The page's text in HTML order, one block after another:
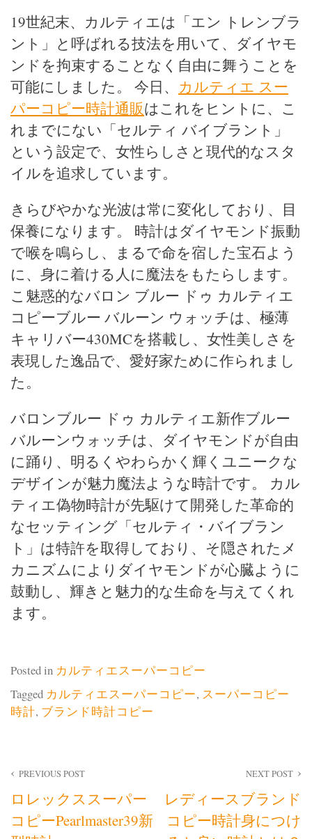
19世紀末、カルティエは「エン トレンブラ
ント」と呼ばれる技法を用いて、ダイヤモ
ンドを拘束することなく自由に舞うことを
可能にしました。 今日、 カルティエ スー
パーコピー時計通販はこれをヒントに、こ
れまでにない「セルティ バイブラント」
という設定で、女性らしさと現代的なスタ
イルを追求しています。
きらびやかな光波は常に変化しており、目
保養になります。 時計はダイヤモンド振動
で喉を鳴らし、まるで命を宿した宝石よう
に、身に着ける人に魔法をもたらします。
こ魅惑的なバロン ブルー ドゥ カルティエ
コピーブルー バルーン ウォッチは、極薄
キャリバー430MCを搭載し、女性美しさを
表現した逸品で、愛好家ために作られまし
た。
バロンブルー ドゥ カルティエ新作ブルー
バルーンウォッチは、ダイヤモンドが自由
に踊り、明るくやわらかく輝くユニークな
デザインが魅力魔法ような時計です。 カル
ティエ偽物時計が先駆けて開発した革命的
なセッティング「セルティ・バイブラン
ト」は特許を取得しており、そ隠されたメ
カニズムによりダイヤモンドが心臓ように
鼓動し、輝きと魅力的な生命を与えてくれ
ます。
Posted in カルティエスーパーコピー
Tagged カルティエスーパーコピー, スーパーコピー
時計, ブランド時計コピー
投
稿
ナ
PREVIOUS POST
ロレックススーパー
コピーPearlmaster39新
NEXT POST
レディースブランド
コピー時計身につけ